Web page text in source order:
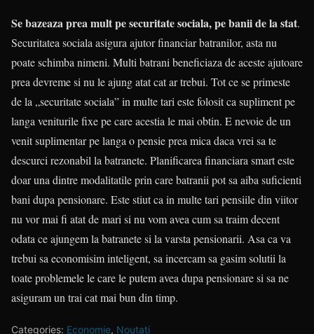
Se bazeaza prea mult pe securitate sociala, pe banii de la stat.
Securitatea sociala asigura ajutor financiar batranilor, asta nu
poate schimba nimeni. Multi batrani beneficiaza de aceste ajutoare
prea devreme si nu le ajung atat cat ar trebui. Tot ce se primeste
de la „securitate sociala” in multe tari este folosit ca supliment pe
langa veniturile fixe pe care acestia le mai obtin. E nevoie de un
venit suplimentar pe langa o pensie prea mica daca vrei sa te
descurci rezonabil la batranete. Planificarea financiara smart este
doar una dintre modalitatile prin care batranii pot sa aiba suficienti
bani dupa pensionare. Este stiut ca in multe tari pensiile din viitor
nu vor mai fi atat de mari si nu vom avea cum sa traim decent
odata ce ajungem la batranete si la varsta pensionarii. Asa ca va
trebui sa economisim inteligent, sa incercam sa gasim solutii la
toate problemele le care le putem avea dupa pensionare si sa ne
asiguram un trai cat mai bun din timp.
Categories: Economie, Noutati